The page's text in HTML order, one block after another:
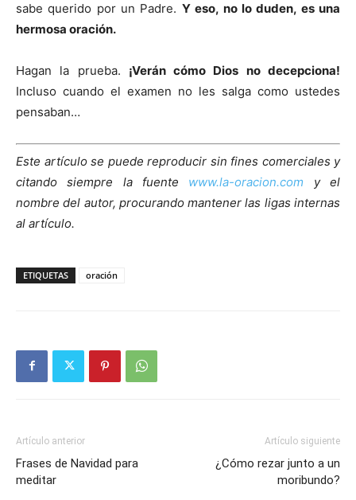
sabe querido por un Padre. Y eso, no lo duden, es una
hermosa oración.
Hagan la prueba. ¡Verán cómo Dios no decepciona!
Incluso cuando el examen no les salga como ustedes
pensaban…
Este artículo se puede reproducir sin fines comerciales y
citando siempre la fuente www.la-oracion.com y el
nombre del autor, procurando mantener las ligas internas
al artículo.
ETIQUETAS oración
Artículo anterior
Frases de Navidad para
meditar
Artículo siguiente
¿Cómo rezar junto a un
moribundo?